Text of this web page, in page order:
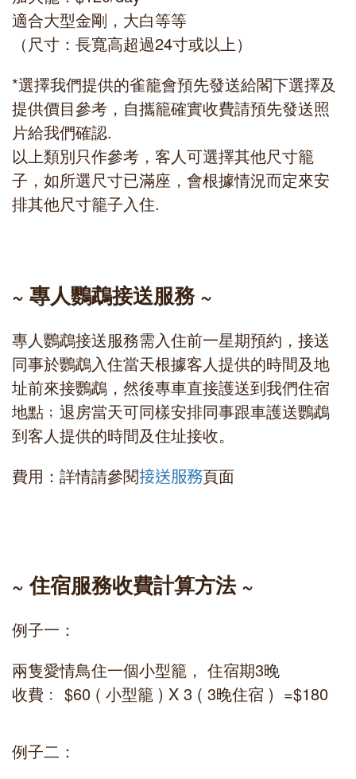
適合大型金剛，大白等等
（尺寸：長寬高超過24寸或以上）
*選擇我們提供的雀籠會預先發送給閣下選擇及
提供價目參考，自攜籠確實收費請預先發送照
片給我們確認.
以上類別只作參考，客人可選擇其他尺寸籠
子，如所選尺寸已滿座，會根據情況而定來安
排其他尺寸籠子入住.
~ 專人鸚鵡接送服務 ~
專人鸚鵡接送服務需入住前一星期預約，接送
同事於鸚鵡入住當天根據客人提供的時間及地
址前來接鸚鵡，然後專車直接護送到我們住宿
地點﹔退房當天可同樣安排同事跟車護送鸚鵡
到客人提供的時間及住址接收。
費用：詳情請參閱接送服務頁面
~ 住宿服務收費計算方法 ~
例子一：
兩隻愛情鳥住一個小型籠， 住宿期3晚
收費﹕ $60 ( 小型籠 ) X 3 ( 3晚住宿 ) =$180
例子二：